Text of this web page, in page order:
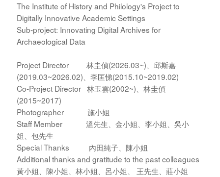
The Institute of History and Philology's Project to
Digitally Innovative Academic Settings
Sub-project: Innovating Digital Archives for
Archaeological Data
Project Director 林圭偵(2026.03~)、邱斯嘉
(2019.03~2026.02)、李匡悌(2015.10~2019.02)
Co-Project Director 林玉雲(2002~)、林圭偵
(2015~2017)
Photographer 施小姐
Staff Member 溫先生、金小姐、李小姐、吳小
姐、包先生
Special Thanks 內田純子、陳小姐
Additional thanks and gratitude to the past colleagues
黃小姐、陳小姐、林小姐、呂小姐、 王先生、莊小姐